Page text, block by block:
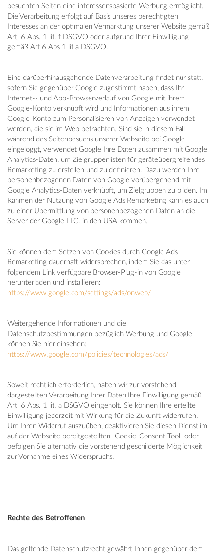
besuchten Seiten eine interessensbasierte Werbung ermöglicht.
Die Verarbeitung erfolgt auf Basis unseres berechtigten
Interesses an der optimalen Vermarktung unserer Website gemäß
Art. 6 Abs. 1 lit. f DSGVO oder aufgrund Ihrer Einwilligung
gemäß Art 6 Abs 1 lit a DSGVO.
Eine darüberhinausgehende Datenverarbeitung findet nur statt,
sofern Sie gegenüber Google zugestimmt haben, dass Ihr
Internet-- und App-Browserverlauf von Google mit ihrem
Google-Konto verknüpft wird und Informationen aus ihrem
Google-Konto zum Personalisieren von Anzeigen verwendet
werden, die sie im Web betrachten. Sind sie in diesem Fall
während des Seitenbesuchs unserer Webseite bei Google
eingeloggt, verwendet Google Ihre Daten zusammen mit Google
Analytics-Daten, um Zielgruppenlisten für geräteübergreifendes
Remarketing zu erstellen und zu definieren. Dazu werden Ihre
personenbezogenen Daten von Google vorübergehend mit
Google Analytics-Daten verknüpft, um Zielgruppen zu bilden. Im
Rahmen der Nutzung von Google Ads Remarketing kann es auch
zu einer Übermittlung von personenbezogenen Daten an die
Server der Google LLC. in den USA kommen.
Sie können dem Setzen von Cookies durch Google Ads
Remarketing dauerhaft widersprechen, indem Sie das unter
folgendem Link verfügbare Browser-Plug-in von Google
herunterladen und installieren:
https://www.google.com/settings/ads/onweb/
Weitergehende Informationen und die
Datenschutzbestimmungen bezüglich Werbung und Google
können Sie hier einsehen:
https://www.google.com/policies/technologies/ads/
Soweit rechtlich erforderlich, haben wir zur vorstehend
dargestellten Verarbeitung Ihrer Daten Ihre Einwilligung gemäß
Art. 6 Abs. 1 lit. a DSGVO eingeholt. Sie können Ihre erteilte
Einwilligung jederzeit mit Wirkung für die Zukunft widerrufen.
Um Ihren Widerruf auszuüben, deaktivieren Sie diesen Dienst im
auf der Webseite bereitgestellten "Cookie-Consent-Tool" oder
befolgen Sie alternativ die vorstehend geschilderte Möglichkeit
zur Vornahme eines Widerspruchs.
Rechte des Betroffenen
Das geltende Datenschutzrecht gewährt Ihnen gegenüber dem